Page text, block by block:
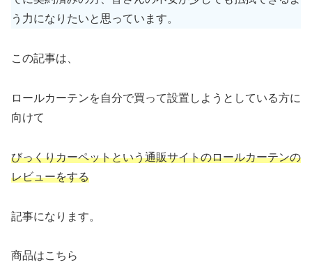
う力になりたいと思っています。
この記事は、
ロールカーテンを自分で買って設置しようとしている方に
向けて
びっくりカーペットという通販サイトのロールカーテンの
レビューをする
記事になります。
商品はこちら